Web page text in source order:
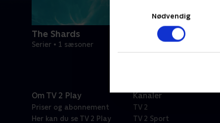
Nødvendig
The Shards
Serier • 1 sæsoner
Om TV 2 Play
Priser og abonnement
Her kan du se TV 2 Play
Kanaler
TV 2
TV 2 Sport